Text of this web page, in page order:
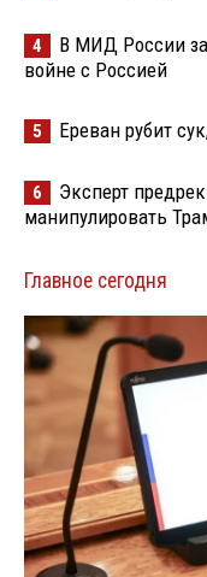
4
В МИД России
войне с Россией
5 Ереван рубит
6
Эксперт
манипулировать
Главное сегодня